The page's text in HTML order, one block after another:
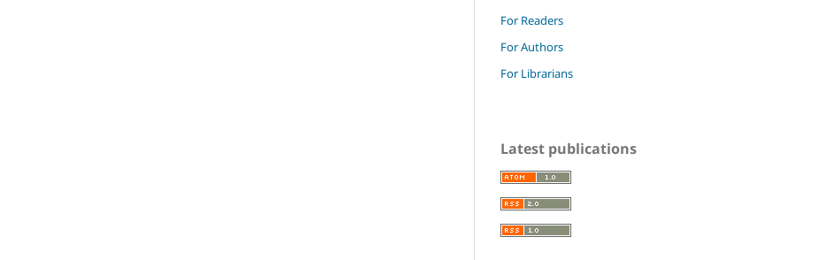
For Readers
For Authors
For Librarians
Latest publications